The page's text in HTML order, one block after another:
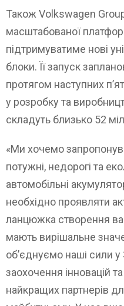
Також Volkswagen
масштабованої
підтримуватиме нові
блоки. Її запуск
протягом наступних
у розробку та
складуть близько 52
«Ми хочемо
потужні, недорогі та
автомобільні
необхідно проявляти
ланцюжка створення
мають вирішальне
об’єднуємо наші сили у
заохочення інновацій
найкращих партнерів